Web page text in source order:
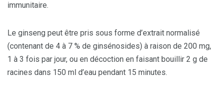
immunitaire.
Le ginseng peut être pris sous forme d’extrait normalisé
(contenant de 4 à 7 % de ginsénosides) à raison de 200 mg,
1 à 3 fois par jour, ou en décoction en faisant bouillir 2 g de
racines dans 150 ml d’eau pendant 15 minutes.